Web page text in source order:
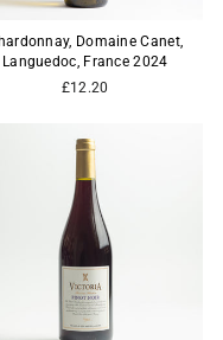
Domaine Canet,
Languedoc, France 2024
£12.20